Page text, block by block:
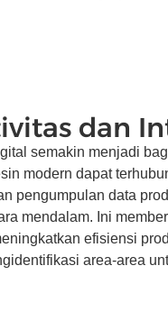
dan
semakin menjadi
modern dapat
pengumpulan data
mendalam. Ini
efisiensi
area-area